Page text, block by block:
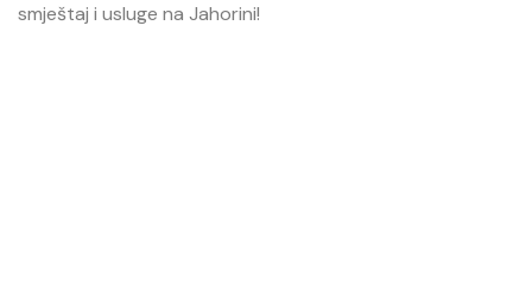
smještaj i usluge na Jahorini!